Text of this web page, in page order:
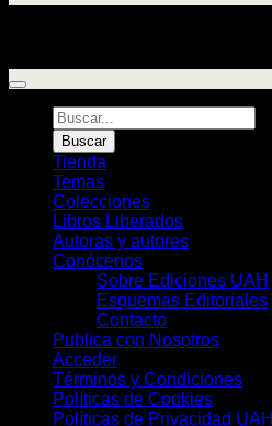
Búsqueda
de
Libros
Buscar
Tienda
Temas
Colecciones
Libros Liberados
Autoras y autores
Conócenos
Sobre Ediciones UAH
Esquemas Editoriales
Contacto
Publica con Nosotros
Acceder
Términos y Condiciones
Políticas de Cookies
Políticas de Privacidad UAH